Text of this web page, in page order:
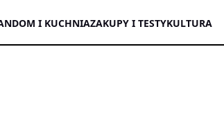
DOM I KUCHNIAZAKUPY I TESTYKULTURA